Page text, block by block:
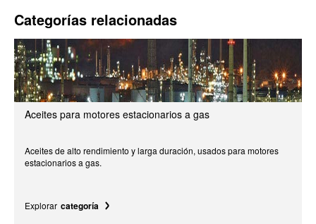
Categorías relacionadas
Aceites para motores estacionarios a gas
Aceites de alto rendimiento y larga duración, usados para motores
estacionarios a gas.
Explorar categoría